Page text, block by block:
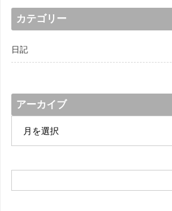
カテゴリー
日記
アーカイブ
カ
ブ